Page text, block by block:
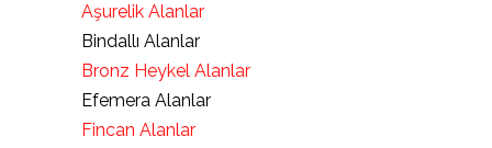
Aşurelik Alanlar
Bindallı Alanlar
Bronz Heykel Alanlar
Efemera Alanlar
Fincan Alanlar